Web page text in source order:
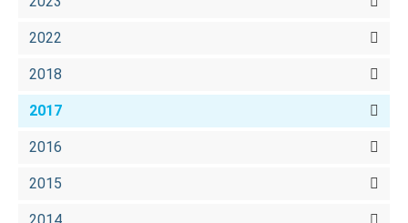
2022
2018
2017
2016
2015